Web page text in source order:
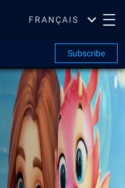
FRANÇAIS
Subscribe